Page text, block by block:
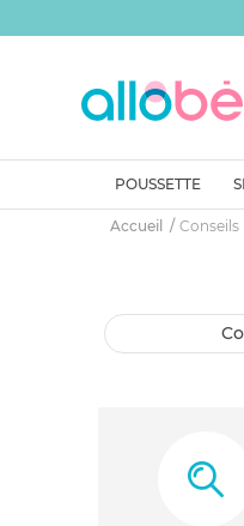
POUSSETTE
Accueil Conseils